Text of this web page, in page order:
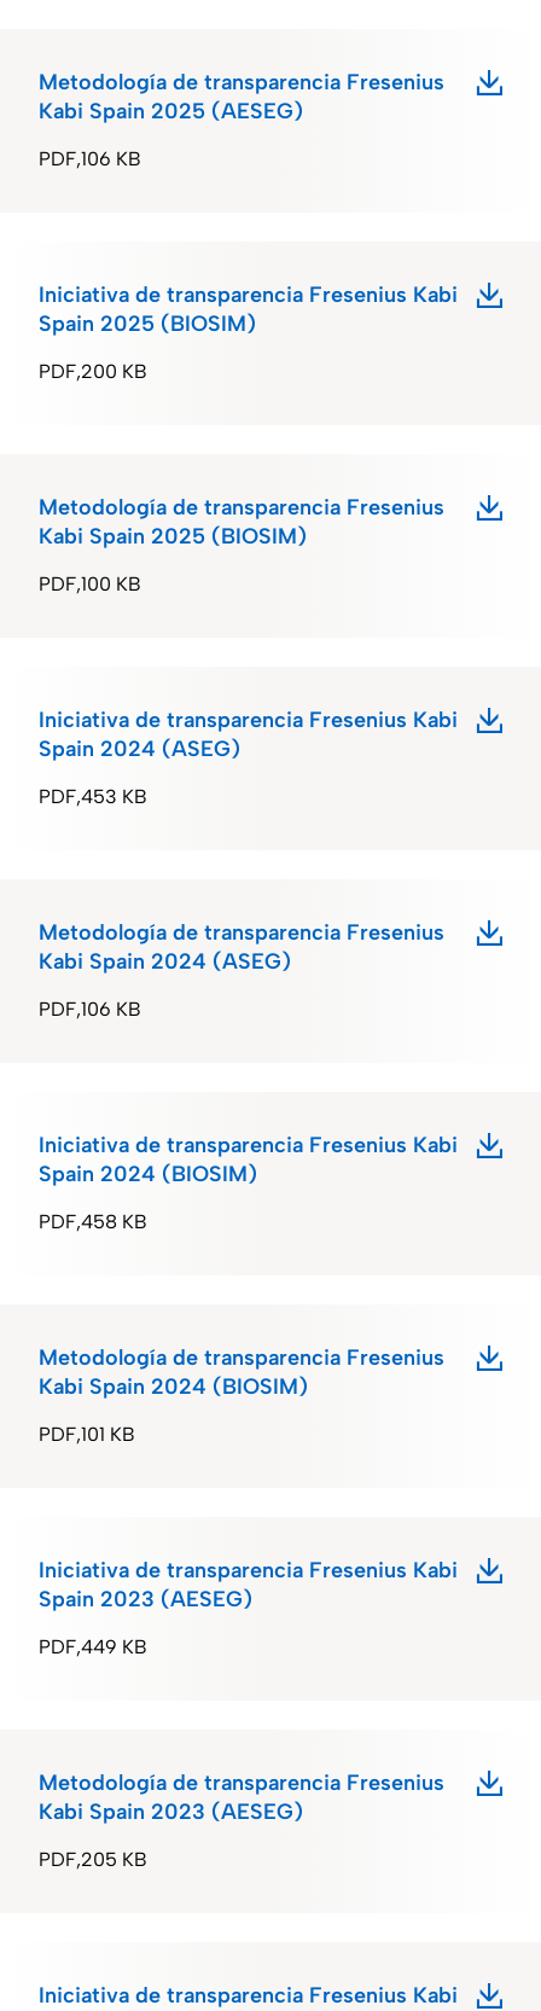
106 KB
PDF
Metodología de transparencia Fresenius
Kabi Spain 2025 (AESEG)
200 KB
PDF
Iniciativa de transparencia Fresenius Kabi
Spain 2025 (BIOSIM)
100 KB
PDF
Metodología de transparencia Fresenius
Kabi Spain 2025 (BIOSIM)
453 KB
PDF
Iniciativa de transparencia Fresenius Kabi
Spain 2024 (ASEG)
106 KB
PDF
Metodología de transparencia Fresenius
Kabi Spain 2024 (ASEG)
458 KB
PDF
Iniciativa de transparencia Fresenius Kabi
Spain 2024 (BIOSIM)
101 KB
PDF
Metodología de transparencia Fresenius
Kabi Spain 2024 (BIOSIM)
449 KB
PDF
Iniciativa de transparencia Fresenius Kabi
Spain 2023 (AESEG)
205 KB
PDF
Metodología de transparencia Fresenius
Kabi Spain 2023 (AESEG)
Iniciativa de transparencia Fresenius Kabi